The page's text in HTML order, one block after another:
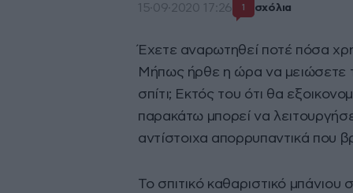
15·09·2020 17:26 1 σχόλια
Έχετε αναρωτηθεί ποτέ πόσα
Μήπως ήρθε η ώρα να μειώσετε
σπίτι; Εκτός του ότι θα
παρακάτω μπορεί να
αντίστοιχα απορρυπαντικά που
Το σπιτικό καθαριστικό μπάνιου